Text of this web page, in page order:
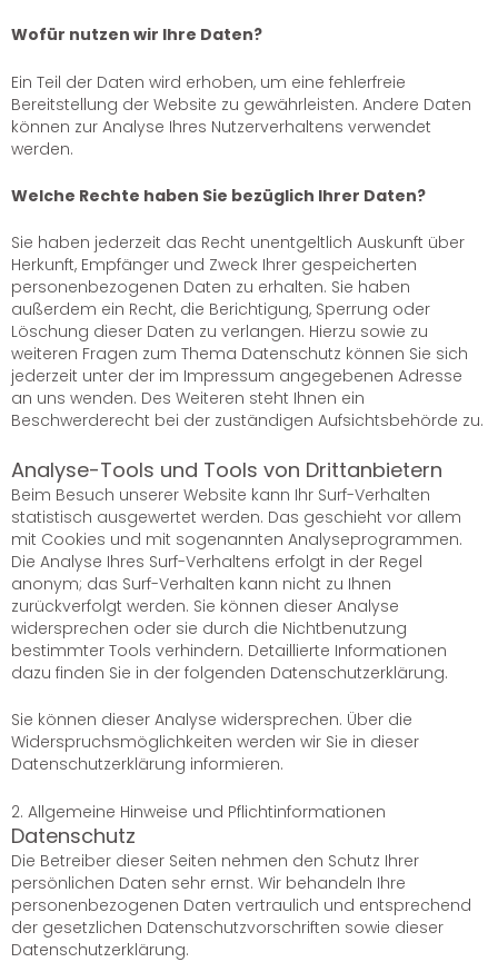
Wofür nutzen wir Ihre Daten?
Ein Teil der Daten wird erhoben, um eine fehlerfreie
Bereitstellung der Website zu gewährleisten. Andere Daten
können zur Analyse Ihres Nutzerverhaltens verwendet
werden.
Welche Rechte haben Sie bezüglich Ihrer Daten?
Sie haben jederzeit das Recht unentgeltlich Auskunft über
Herkunft, Empfänger und Zweck Ihrer gespeicherten
personenbezogenen Daten zu erhalten. Sie haben
außerdem ein Recht, die Berichtigung, Sperrung oder
Löschung dieser Daten zu verlangen. Hierzu sowie zu
weiteren Fragen zum Thema Datenschutz können Sie sich
jederzeit unter der im Impressum angegebenen Adresse
an uns wenden. Des Weiteren steht Ihnen ein
Beschwerderecht bei der zuständigen Aufsichtsbehörde zu.
Analyse-Tools und Tools von Drittanbietern
Beim Besuch unserer Website kann Ihr Surf-Verhalten
statistisch ausgewertet werden. Das geschieht vor allem
mit Cookies und mit sogenannten Analyseprogrammen.
Die Analyse Ihres Surf-Verhaltens erfolgt in der Regel
anonym; das Surf-Verhalten kann nicht zu Ihnen
zurückverfolgt werden. Sie können dieser Analyse
widersprechen oder sie durch die Nichtbenutzung
bestimmter Tools verhindern. Detaillierte Informationen
dazu finden Sie in der folgenden Datenschutzerklärung.
Sie können dieser Analyse widersprechen. Über die
Widerspruchsmöglichkeiten werden wir Sie in dieser
Datenschutzerklärung informieren.
2. Allgemeine Hinweise und Pflichtinformationen
Datenschutz
Die Betreiber dieser Seiten nehmen den Schutz Ihrer
persönlichen Daten sehr ernst. Wir behandeln Ihre
personenbezogenen Daten vertraulich und entsprechend
der gesetzlichen Datenschutzvorschriften sowie dieser
Datenschutzerklärung.